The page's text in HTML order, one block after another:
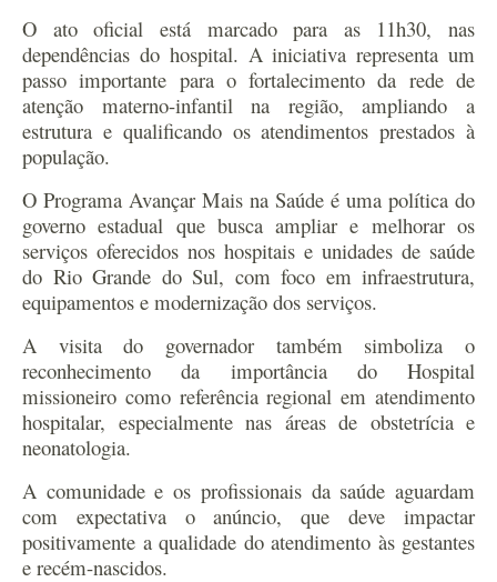
O ato oficial está marcado para as 11h30, nas
dependências do hospital. A iniciativa representa um
passo importante para o fortalecimento da rede de
atenção materno-infantil na região, ampliando a
estrutura e qualificando os atendimentos prestados à
população.
O Programa Avançar Mais na Saúde é uma política do
governo estadual que busca ampliar e melhorar os
serviços oferecidos nos hospitais e unidades de saúde
do Rio Grande do Sul, com foco em infraestrutura,
equipamentos e modernização dos serviços.
A visita do governador também simboliza o
reconhecimento da importância do Hospital
missioneiro como referência regional em atendimento
hospitalar, especialmente nas áreas de obstetrícia e
neonatologia.
A comunidade e os profissionais da saúde aguardam
com expectativa o anúncio, que deve impactar
positivamente a qualidade do atendimento às gestantes
e recém-nascidos.